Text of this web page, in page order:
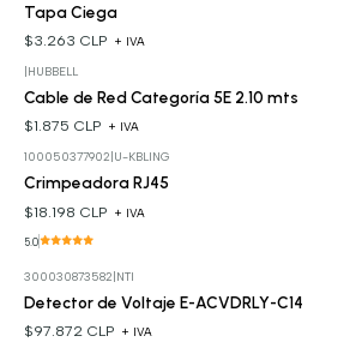
Tapa Ciega
$3.263 CLP + IVA
HUBBELL
Cable de Red Categoría 5E 2.10 mts
$1.875 CLP + IVA
100050377902 U-KBLING
Crimpeadora RJ45
$18.198 CLP + IVA
5.0
300030873582 NTI
Detector de Voltaje E-ACVDRLY-C14
$97.872 CLP + IVA